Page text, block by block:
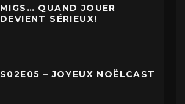
MIGS… QUAND JOUER
DEVIENT SÉRIEUX!
S02E05 – JOYEUX NOËLCAST